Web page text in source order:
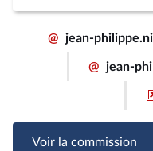
@ jean-
@ jean-
Voir la commission